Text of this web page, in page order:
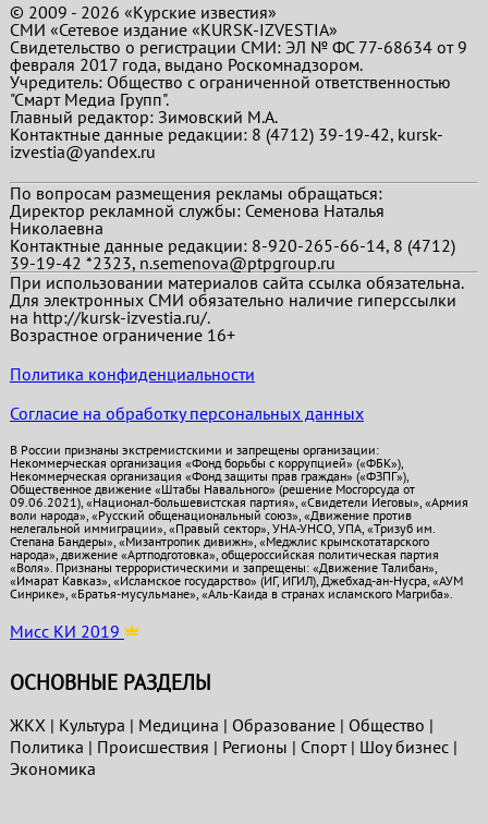
© 2009 - 2026 «Курские известия»
СМИ «Сетевое издание «KURSK-IZVESTIA»
Свидетельство о регистрации СМИ: ЭЛ № ФС 77-68634 от 9
февраля 2017 года, выдано Роскомнадзором.
Учредитель: Общество с ограниченной ответственностью
"Смарт Медиа Групп".
Главный редактор:Зимовский М.А.
Контактные данные редакции: 8 (4712) 39-19-42, kursk-
izvestia@yandex.ru
По вопросам размещения рекламы обращаться:
Директор рекламной службы: Семенова Наталья
Николаевна
Контактные данные редакции: 8-920-265-66-14, 8 (4712)
39-19-42 *2323, n.semenova@ptpgroup.ru
При использовании материалов сайта ссылка обязательна.
Для электронных СМИ обязательно наличие гиперссылки
на http://kursk-izvestia.ru/.
Возрастное ограничение 16+
Политика конфиденциальности
Согласие на обработку персональных данных
В России признаны экстремистскими и запрещены организации:
Некоммерческая организация «Фонд борьбы с коррупцией» («ФБК»),
Некоммерческая организация «Фонд защиты прав граждан» («ФЗПГ»),
Общественное движение «Штабы Навального» (решение Мосгорсуда от
09.06.2021), «Национал-большевистская партия», «Свидетели Иеговы», «Армия
воли народа», «Русский общенациональный союз», «Движение против
нелегальной иммиграции», «Правый сектор», УНА-УНСО, УПА, «Тризуб им.
Степана Бандеры», «Мизантропик дивижн», «Меджлис крымскотатарского
народа», движение «Артподготовка», общероссийская политическая партия
«Воля». Признаны террористическими и запрещены: «Движение Талибан»,
«Имарат Кавказ», «Исламское государство» (ИГ, ИГИЛ), Джебхад-ан-Нусра, «АУМ
Синрике», «Братья-мусульмане», «Аль-Каида в странах исламского Магриба».
Мисс КИ 2019
ОСНОВНЫЕ РАЗДЕЛЫ
ЖКХ| Культура | Медицина | Образование| Общество |
Политика | Проиcшествия | Регионы | Спорт| Шоу бизнес|
Экономика